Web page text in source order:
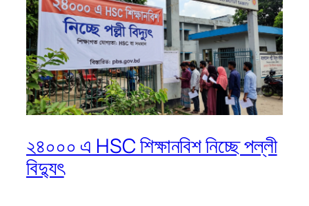
২৪০০০ এ HSC শিক্ষানবিশ নিচ্ছে পল্লী
বিদ্যুৎ